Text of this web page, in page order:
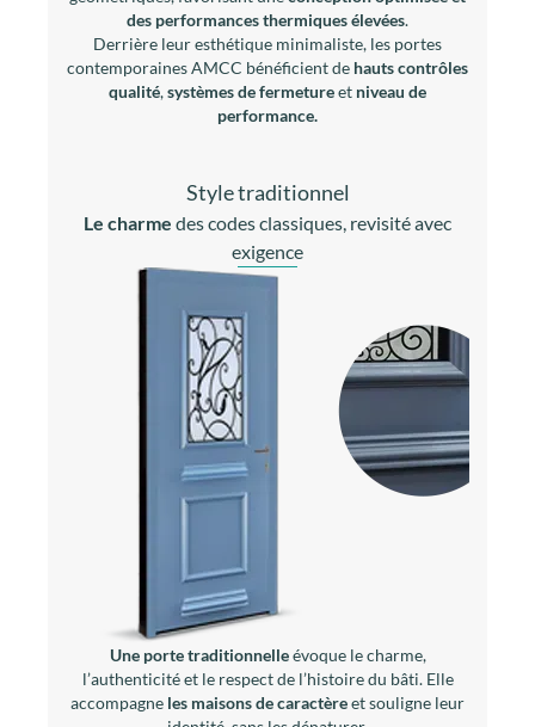
des performances thermiques élevées.
Derrière leur esthétique minimaliste, les portes
contemporaines AMCC bénéficient de hauts contrôles
qualité,systèmes de fermetureet niveau de
performance.
Style traditionnel
Le charme des codes classiques, revisité avec
exigence
Une porte traditionnelleévoque le charme,
l’authenticité et le respect de l’histoire du bâti. Elle
accompagne les maisons de caractèreet souligne leur